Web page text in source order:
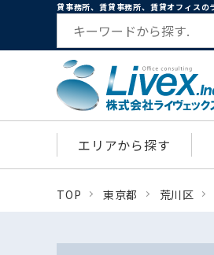
貸事務所、賃貸事務所、賃貸オフィスの
エリアから探す
TOP 東京都 荒川区